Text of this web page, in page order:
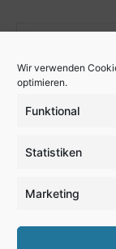
Wir verwenden
optimieren.
Funktional
Statistiken
Marketing